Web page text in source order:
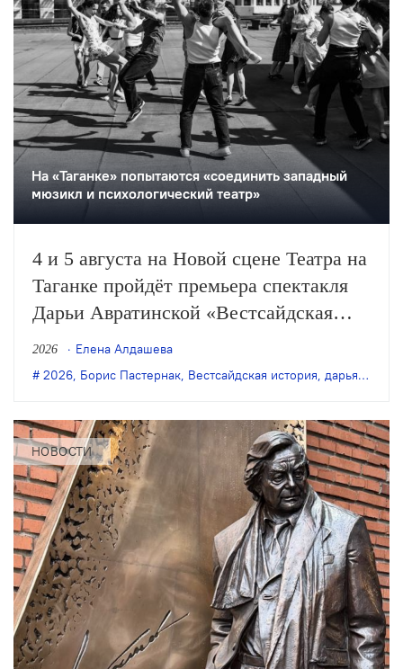
На «Таганке» попытаются «соединить западный
мюзикл и психологический театр»
4 и 5 августа на Новой сцене Театра на
Таганке пройдёт премьера спектакля
Дарьи Авратинской «Вестсайдская
история».
2026
Елена Алдашева
2026, Борис Пастернак, Вестсайдская история, дарья авратинская
НОВОСТИ